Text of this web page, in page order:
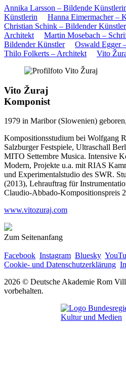
Annika Larsson – Bildende
Künstlerin
Hanna Eimermacher –
Christian Schink – Bildender Künstler
Architekt
Martin Mosebach –
Bildender Künstler
Oswald Egger
Thilo Folkerts – Architekt
Vito
Vito Žuraj
Komponist
1979 in Maribor (Slowenien)
Kompositionsstudium bei Wolfgang
Salzburger Festspiele, Ultraschall
MITO Settembre Musica. Intensive
Modern, Projekte u.a. mit RIAS
und Experimentalstudio des SWR.
(2013), Lehrauftrag für
Claudio-Abbado-Kompositionspreis
www.vitozuraj.com
Zum Seitenanfang
Facebook Instagram Bluesky
Cookie- und Datenschutzerklärung
2026 © Deutsche Akademie Rom
vorbehalten.